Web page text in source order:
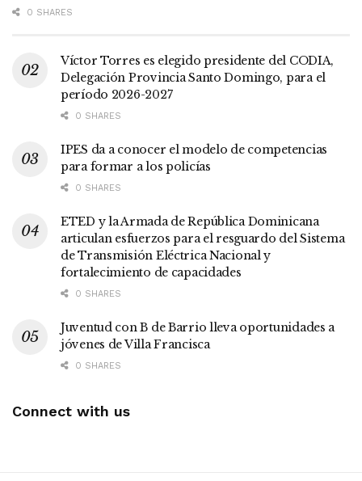
0 SHARES
Víctor Torres es elegido presidente del CODIA,
Delegación Provincia Santo Domingo, para el
período 2026-2027
0 SHARES
IPES da a conocer el modelo de competencias
para formar a los policías
0 SHARES
ETED y la Armada de República Dominicana
articulan esfuerzos para el resguardo del Sistema
de Transmisión Eléctrica Nacional y
fortalecimiento de capacidades
0 SHARES
Juventud con B de Barrio lleva oportunidades a
jóvenes de Villa Francisca
0 SHARES
Connect with us